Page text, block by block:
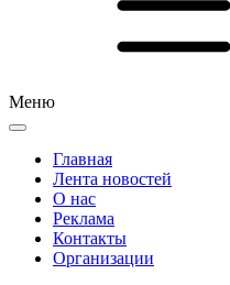
Меню
Главная
Лента новостей
О нас
Реклама
Контакты
Организации